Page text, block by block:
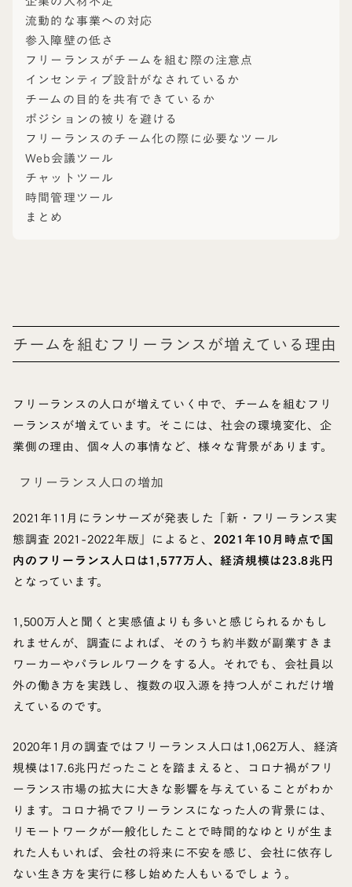
流動的な事業への対応
参入障壁の低さ
フリーランスがチームを組む際の注意点
インセンティブ設計がなされているか
チームの目的を共有できているか
ポジションの被りを避ける
フリーランスのチーム化の際に必要なツール
Web会議ツール
チャットツール
時間管理ツール
まとめ
チームを組むフリーランスが増えている理由
フリーランスの人口が増えていく中で、チームを組むフリ
ーランスが増えています。そこには、社会の環境変化、企
業側の理由、個々人の事情など、様々な背景があります。
フリーランス人口の増加
2021年11月にランサーズが発表した「新・フリーランス実
態調査 2021-2022年版」によると、 2021年10月時点で国
内のフリーランス人口は1,577万人、経済規模は23.8兆円
となっています。
1,500万人と聞くと実感値よりも多いと感じられるかもし
れませんが、調査によれば、そのうち約半数が副業すきま
ワーカーやパラレルワークをする人。それでも、会社員以
外の働き方を実践し、複数の収入源を持つ人がこれだけ増
えているのです。
2020年1月の調査ではフリーランス人口は1,062万人、経済
規模は17.6兆円だったことを踏まえると、コロナ禍がフリ
ーランス市場の拡大に大きな影響を与えていることがわか
ります。コロナ禍でフリーランスになった人の背景には、
リモートワークが一般化したことで時間的なゆとりが生ま
れた人もいれば、会社の将来に不安を感じ、会社に依存し
ない生き方を実行に移し始めた人もいるでしょう。